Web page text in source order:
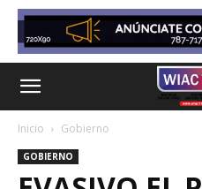
Inicio Gobierno
GOBIERNO